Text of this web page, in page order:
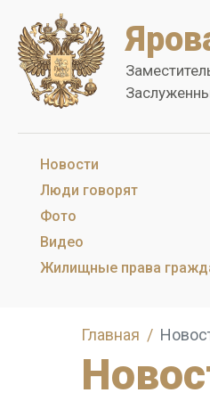
Новости
Люди говорят
Фото
Видео
Жилищные права
Главная